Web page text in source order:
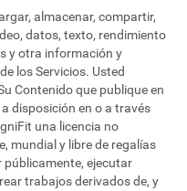
almacenar, compartir,
datos, texto, rendimiento
y otra información y
los Servicios. Usted
Contenido que publique en
disposición en o a través
una licencia no
mundial y libre de regalías
públicamente, ejecutar
trabajos derivados de, y